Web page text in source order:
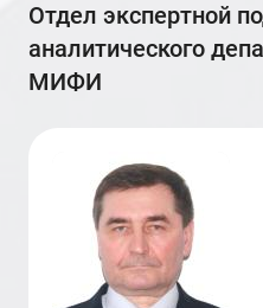
отдел экспертной поддержки экспертно-
аналитического
МИФИ